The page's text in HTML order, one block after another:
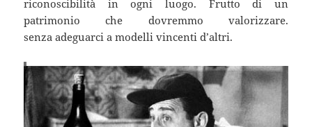
riconoscibilità in ogni luogo. Frutto di un
patrimonio che dovremmo valorizzare.
senza adeguarci a modelli vincenti d’altri.